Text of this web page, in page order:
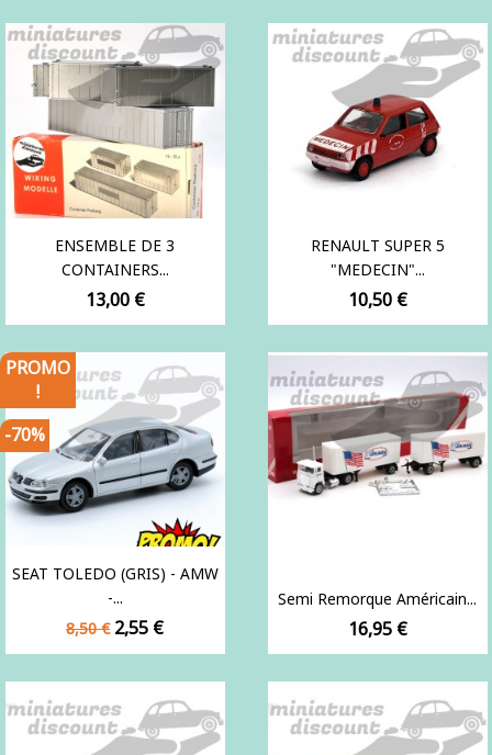
ENSEMBLE DE 3
CONTAINERS...
Prix
13,00 €
RENAULT SUPER 5
"MEDECIN"...
Prix
10,50 €
SEAT TOLEDO (GRIS) - AMW
-...
Prix
de
8,50 € Prix
2,55 €
PROMO
!
-70%
Semi Remorque Américain...
Prix
16,95 €